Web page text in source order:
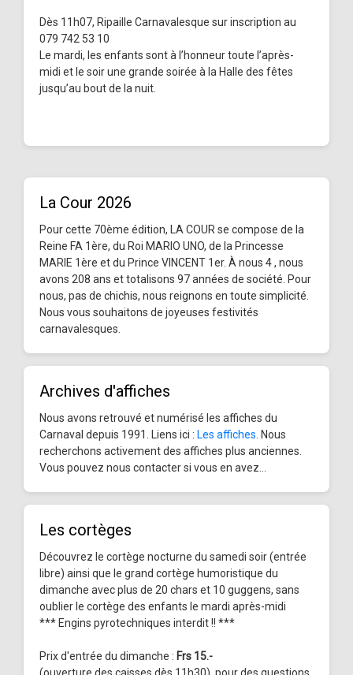
Dès 11h07, Ripaille Carnavalesque sur inscription au
079 742 53 10
Le mardi, les enfants sont à l’honneur toute l’après-
midi et le soir une grande soirée à la Halle des fêtes
jusqu’au bout de la nuit.
La Cour 2026
Pour cette 70ème édition, LA COUR se compose de la
Reine FA 1ère, du Roi MARIO UNO, de la Princesse
MARIE 1ère et du Prince VINCENT 1er. À nous 4 , nous
avons 208 ans et totalisons 97 années de société. Pour
nous, pas de chichis, nous reignons en toute simplicité.
Nous vous souhaitons de joyeuses festivités
carnavalesques.
Archives d'affiches
Nous avons retrouvé et numérisé les affiches du
Carnaval depuis 1991. Liens ici : Les affiches . Nous
recherchons activement des affiches plus anciennes.
Vous pouvez nous contacter si vous en avez...
Les cortèges
Découvrez le cortège nocturne du samedi soir (entrée
libre) ainsi que le grand cortège humoristique du
dimanche avec plus de 20 chars et 10 guggens, sans
oublier le cortège des enfants le mardi après-midi
*** Engins pyrotechniques interdit !! ***
Prix d'entrée du dimanche : Frs 15.-